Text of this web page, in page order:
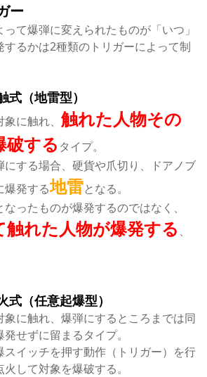
ー
て爆弾に変えられたものが「いつ」
するかは2種類のトリガーによって制
（地雷型）
に触れ、 触れた人物その
破する タイプ。
にする場合、硬貨や爪切り、ドアノブ
爆発する地雷となる。
ったものが爆発するのではなく、
れた人物が爆発する 、
（任意起爆型）
象に触れ、爆弾にするところまでは同
せずに留まるタイプ。
スイッチを押す動作（トリガー）を行
して対象を爆破する。